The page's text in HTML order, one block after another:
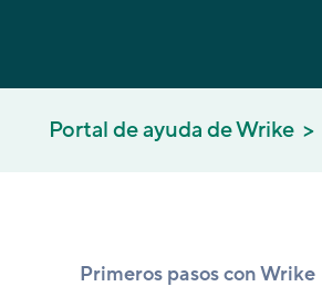
Portal de ayuda de Wrike
Primeros pasos con Wrike